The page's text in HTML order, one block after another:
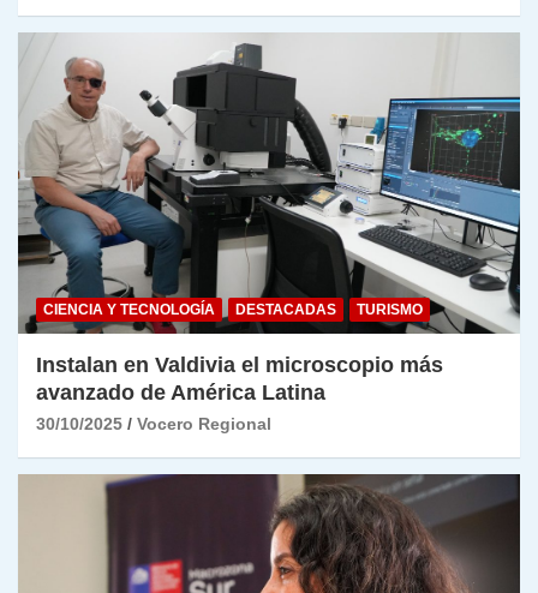
CIENCIA Y TECNOLOGÍA DESTACADAS TURISMO
Instalan en Valdivia el microscopio más
avanzado de América Latina
30/10/2025 Vocero Regional